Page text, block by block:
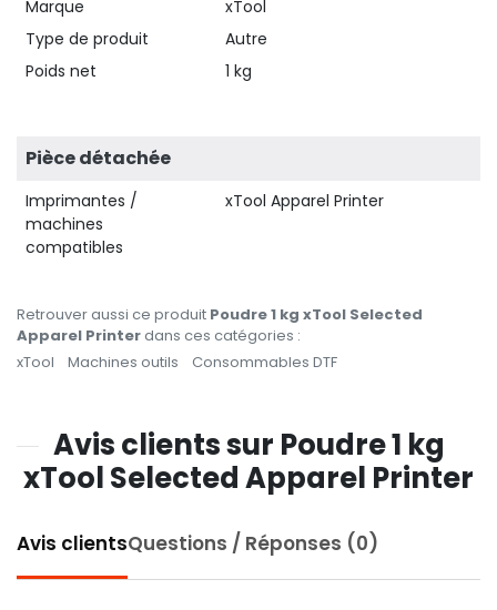
Marque
xTool
Type de produit
Autre
Poids net
1 kg
Pièce détachée
Imprimantes /
machines
compatibles
xTool Apparel Printer
Retrouver aussi ce produit Poudre 1 kg xTool Selected
Apparel Printerdans ces catégories :
xTool
Machines outils Consommables DTF
Avis clients sur Poudre 1 kg
xTool Selected Apparel Printer
Avis clientsQuestions / Réponses (0)